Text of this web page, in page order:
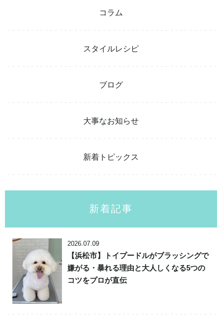
コラム
スタイルレシピ
ブログ
大事なお知らせ
新着トピックス
新着記事
2026.07.09
【浜松市】トイプードルがブラッシングで
嫌がる・暴れる理由と大人しくなる5つの
コツをプロが直伝